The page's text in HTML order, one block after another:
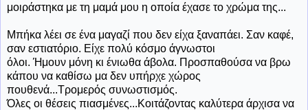
μοιράστηκα με τη μαμά μου η οποία έχασε το χρώμα της...
Μπήκα λέει σε ένα μαγαζί που δεν είχα ξαναπάει. Σαν καφέ,
σαν εστιατόριο. Είχε πολύ κόσμο άγνωστοι
όλοι. Ήμουν μόνη κι ένιωθα άβολα. Προσπαθούσα να βρω
κάπου να καθίσω μα δεν υπήρχε χώρος
πουθενά...Τρομερός συνωστισμός.
Όλες οι θέσεις πιασμένες...Κοιτάζοντας καλύτερα άρχισα να